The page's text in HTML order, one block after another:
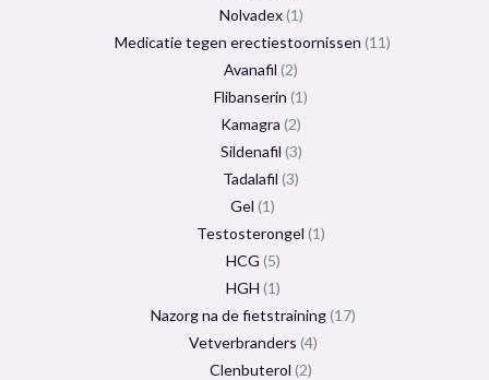
Nolvadex 1
Medicatie tegen erectiestoornissen 11
Avanafil 2
Flibanserin 1
Kamagra 2
Sildenafil 3
Tadalafil 3
Gel 1
Testosterongel 1
HCG 5
HGH 1
Nazorg na de fietstraining 17
Vetverbranders 4
Clenbuterol 2